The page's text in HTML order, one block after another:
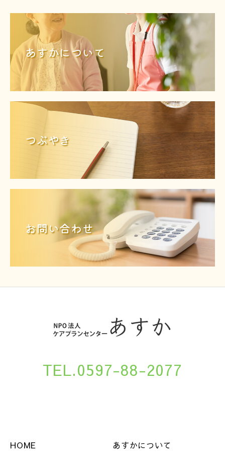
あすかについて
つぶやき
お問い合わせ
TEL.0597-88-2077
HOME
あすかについて